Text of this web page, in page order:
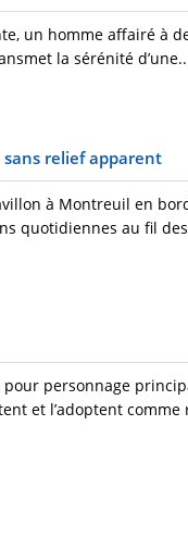
un homme affairé à
la sérénité
relief apparent
à Montreuil en
quotidiennes au fil
personnage
et l’adoptent comme